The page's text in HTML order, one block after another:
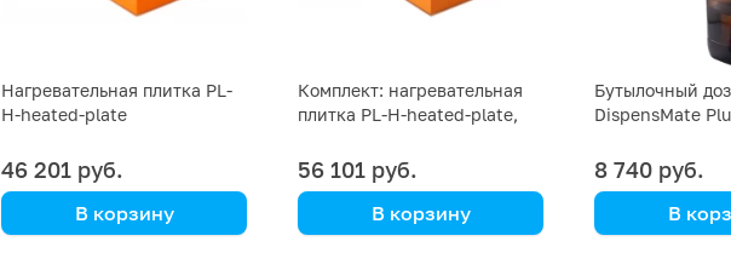
Нагревательная плитка PL-
H-heated-plate
46 201 руб.
В корзину
Комплект: нагревательная
плитка PL-H-heated-plate,
56 101 руб.
В корзину
Бутылочный
DispensMate
8 740 руб.
В